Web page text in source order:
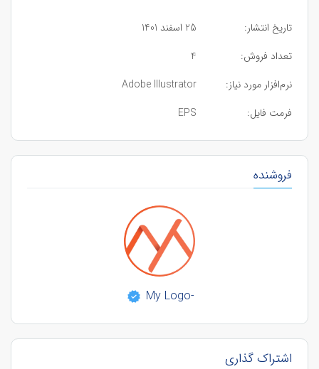
تاریخ انتشار:
25 اسفند 1401
تعداد فروش:
4
نرم‌افزار مورد نیاز:
Adobe Illustrator
فرمت فایل:
EPS
فروشنده
-My Logo
اشتراک گذاری